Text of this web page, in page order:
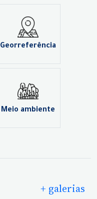
Georreferência
Meio ambiente
+ galerias